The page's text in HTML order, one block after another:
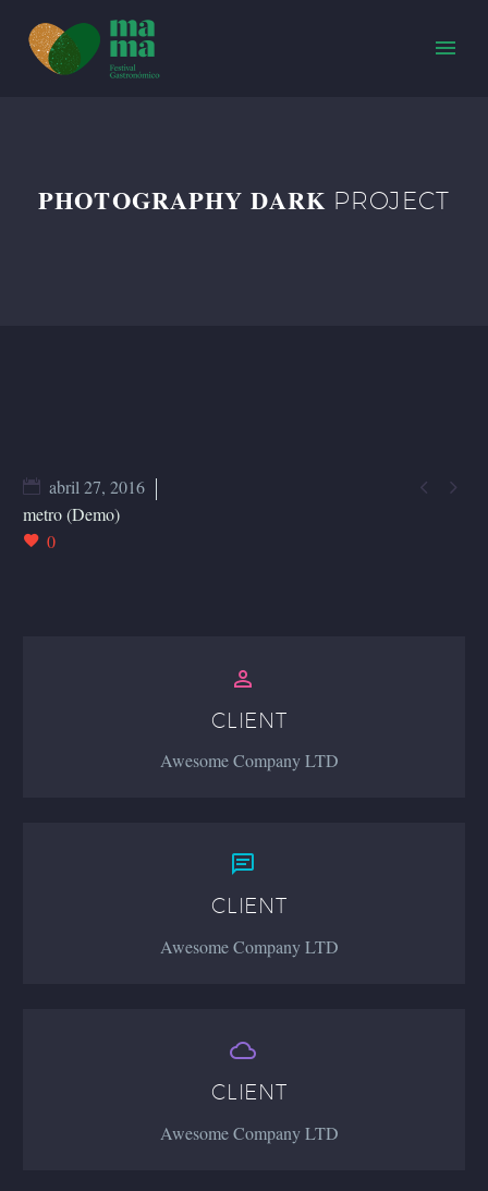
PHOTOGRAPHY DARK PROJECT
 
abril 27, 2016
metro (Demo)
0


CLIENT
Awesome Company LTD


CLIENT
Awesome Company LTD


CLIENT
Awesome Company LTD